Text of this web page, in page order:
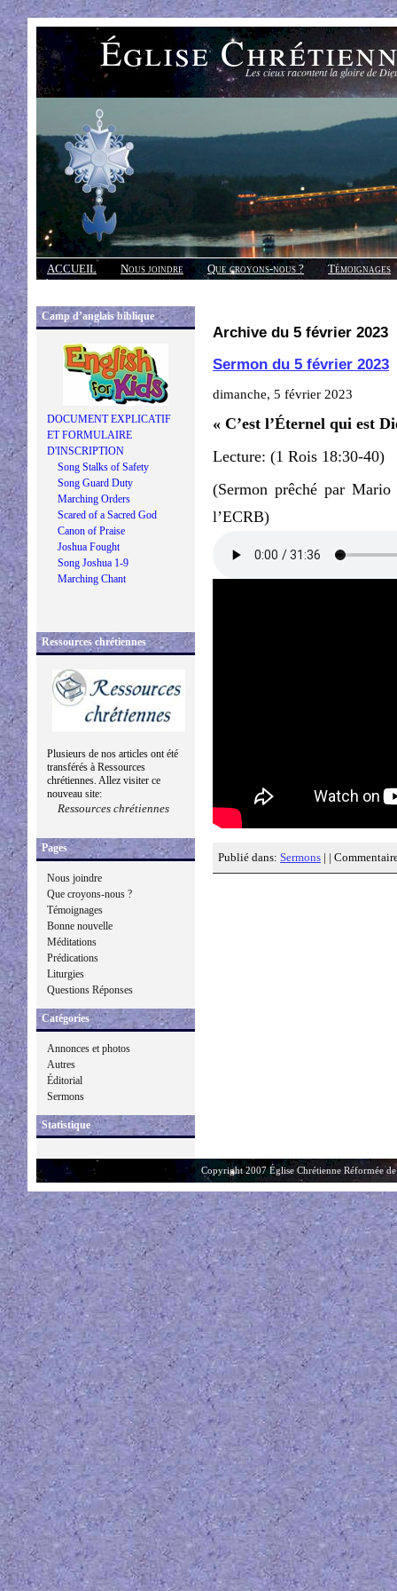
Église Les cieux racontent la gloire de
ACCUEIL Nous joindre Que croyons-nous ?
Témoignages
Réponses
Camp d’anglais biblique
DOCUMENT EXPLICATIF
ET FORMULAIRE
D'INSCRIPTION
Song Stalks of Safety
Song Guard Duty
Marching Orders
Scared of a Sacred God
Canon of Praise
Joshua Fought
Song Joshua 1-9
Marching Chant
Ressources chrétiennes
Plusieurs de nos articles ont été
transférés à Ressources
chrétiennes. Allez visiter ce
nouveau site:
Ressources chrétiennes
Pages
Nous joindre
Que croyons-nous ?
Témoignages
Bonne nouvelle
Méditations
Prédications
Liturgies
Questions Réponses
Catégories
Annonces et photos
Autres
Éditorial
Sermons
Statistique
Archive du 5 février 2023
Sermon du 5 février 2023
dimanche, 5 février 2023
« C’est l’Éternel qui est
Lecture: (1 Rois 18:30-40)
(Sermon prêché par
l’ECRB)
Publié dans: Sermons | |
Copyright 2007 Église Chrétienne Réformée